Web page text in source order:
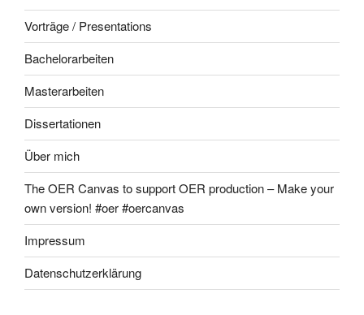
Vorträge / Presentations
Bachelorarbeiten
Masterarbeiten
Dissertationen
Über mich
The OER Canvas to support OER production – Make your
own version! #oer #oercanvas
Impressum
Datenschutzerklärung